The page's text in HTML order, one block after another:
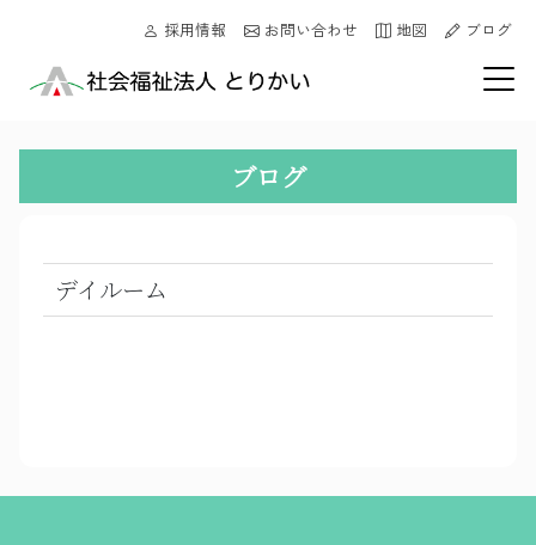
採用情報 お問い合わせ 地図 ブログ
ブログ
デイルーム